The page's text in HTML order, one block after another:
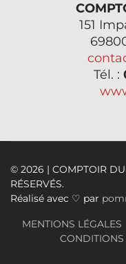
151
Tél. :
© 2026 | COMPTOIR
RÉSERVÉS.
Réalisé avec ♡ par
MENTIONS LÉGALES
CONDITIONS